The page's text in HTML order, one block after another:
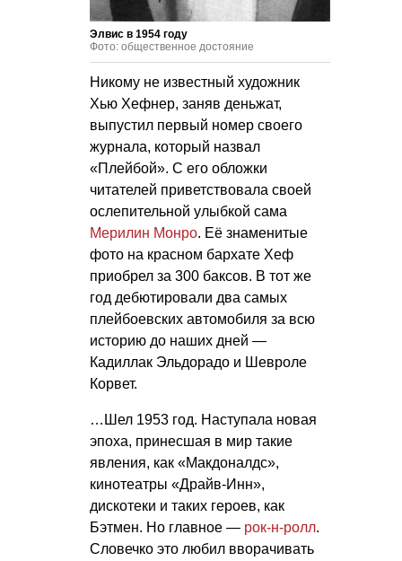
Элвис в 1954 году
Фото: общественное достояние
Никому не известный художник
Хью Хефнер, заняв деньжат,
выпустил первый номер своего
журнала, который назвал
«Плейбой». С его обложки
читателей приветствовала своей
ослепительной улыбкой сама
Мерилин Монро. Её знаменитые
фото на красном бархате Хеф
приобрел за 300 баксов. В тот же
год дебютировали два самых
плейбоевских автомобиля за всю
историю до наших дней —
Кадиллак Эльдорадо и Шевроле
Корвет.
…Шел 1953 год. Наступала новая
эпоха, принесшая в мир такие
явления, как «Макдоналдс»,
кинотеатры «Драйв-Инн»,
дискотеки и таких героев, как
Бэтмен. Но главное — рок-н-ролл.
Словечко это любил вворачивать